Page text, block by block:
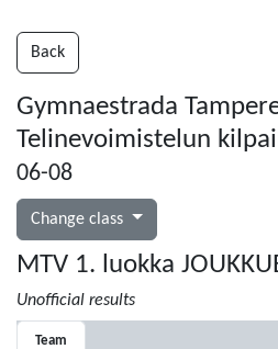
Back
Gymnaestrada
Telinevoimistelun
06-08
Change class
MTV 1. luokka
Unofficial results
Team